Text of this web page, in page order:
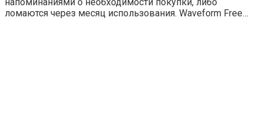
ломаются через месяц использования. Waveform Free…